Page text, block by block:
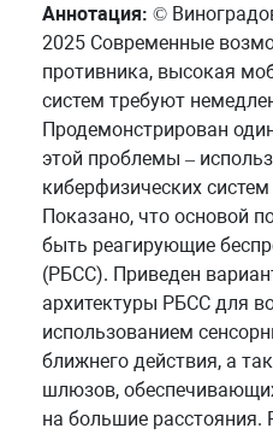
Аннотация: ©
2025 Современные
противника, высокая
систем требуют
Продемонстрирован
этой проблемы –
киберфизических
Показано, что основой
быть реагирующие
(РБСС). Приведен
архитектуры РБСС для
использованием
ближнего действия, а
шлюзов,
на большие расстояния.